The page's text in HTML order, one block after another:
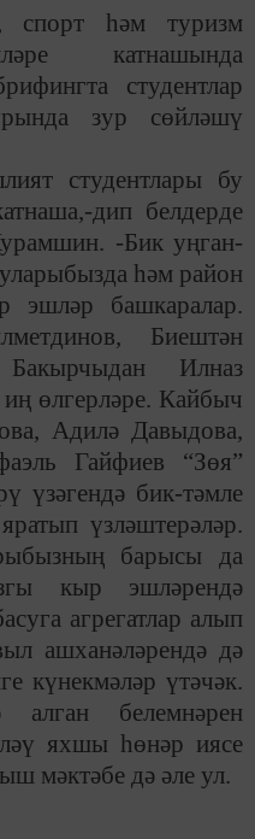
спорт һәм туризм
катнашында
студентлар
зур сөйләшү
студентлары бу
дип белдерде
-Бик уңган-
һәм район
эшләр башкаралар.
Биештән
Илназ
өлгерләре. Кайбыч
Адилә Давыдова,
Гайфиев “Зөя”
үзәгендә бик-тәмле
үзләштерәләр.
барысы да
кыр эшләрендә
агрегатлар алып
ашханәләрендә дә
күнекмәләр үтәчәк.
алган белемнәрен
яхшы һөнәр иясе
мәктәбе дә әле ул.